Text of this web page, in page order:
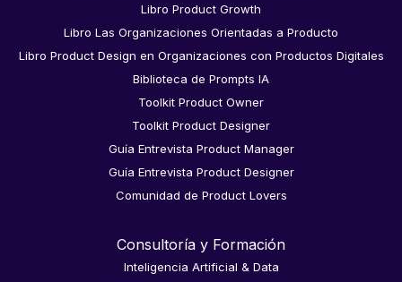
Libro Product Growth
Libro Las Organizaciones Orientadas a Producto
Libro Product Design en Organizaciones con Productos Digitales
Biblioteca de Prompts IA
Toolkit Product Owner
Toolkit Product Designer
Guía Entrevista Product Manager
Guía Entrevista Product Designer
Comunidad de Product Lovers
Consultoría y Formación
Inteligencia Artificial & Data